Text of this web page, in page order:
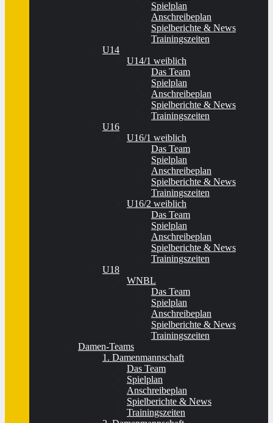
Spielplan
Anschreibeplan
Spielberichte & News
Trainingszeiten
U14
U14/1 weiblich
Das Team
Spielplan
Anschreibeplan
Spielberichte & News
Trainingszeiten
U16
U16/1 weiblich
Das Team
Spielplan
Anschreibeplan
Spielberichte & News
Trainingszeiten
U16/2 weiblich
Das Team
Spielplan
Anschreibeplan
Spielberichte & News
Trainingszeiten
U18
WNBL
Das Team
Spielplan
Anschreibeplan
Spielberichte & News
Trainingszeiten
Damen-Teams
1. Damenmannschaft
Das Team
Spielplan
Anschreibeplan
Spielberichte & News
Trainingszeiten